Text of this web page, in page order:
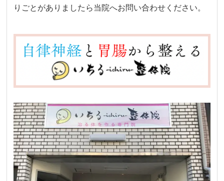
りごとがありましたら当院へお問い合わせください。